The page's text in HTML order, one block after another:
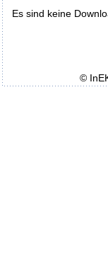
Es sind keine
©